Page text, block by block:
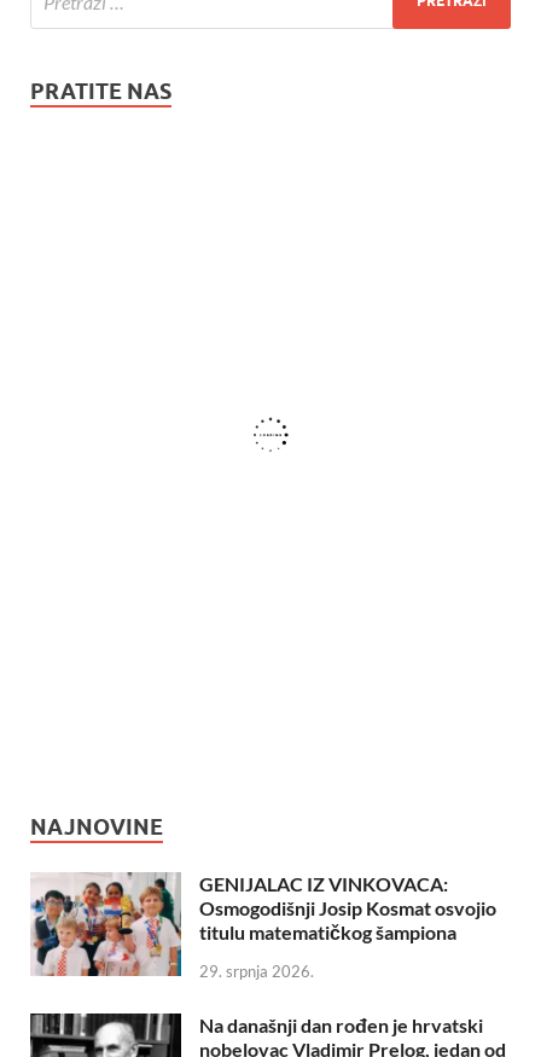
PRATITE NAS
NAJNOVINE
GENIJALAC IZ VINKOVACA:
Osmogodišnji Josip Kosmat osvojio
titulu matematičkog šampiona
29. srpnja 2026.
Na današnji dan rođen je hrvatski
nobelovac Vladimir Prelog, jedan od